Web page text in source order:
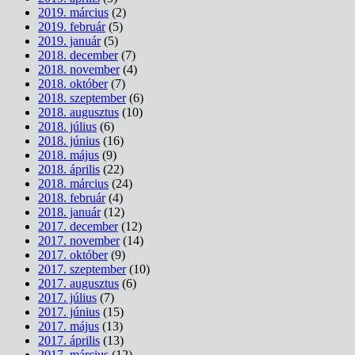
2019. március (2)
2019. február(5)
2019. január(5)
2018. december(7)
2018. november(4)
2018. október(7)
2018. szeptember(6)
2018. augusztus (10)
2018. július (6)
2018. június (16)
2018. május (9)
2018. április (22)
2018. március (24)
2018. február(4)
2018. január(12)
2017. december(12)
2017. november(14)
2017. október(9)
2017. szeptember(10)
2017. augusztus (6)
2017. július (7)
2017. június (15)
2017. május (13)
2017. április (13)